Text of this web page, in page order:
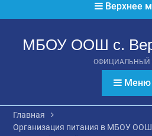
Информация о
карантинных
Социально-
тестирование
обучающихся
Верхнее
МБОУ ООШ с.
ОФИЦИАЛЬНЫЙ
Меню
Главная
Организация питания в МБОУ ООШ